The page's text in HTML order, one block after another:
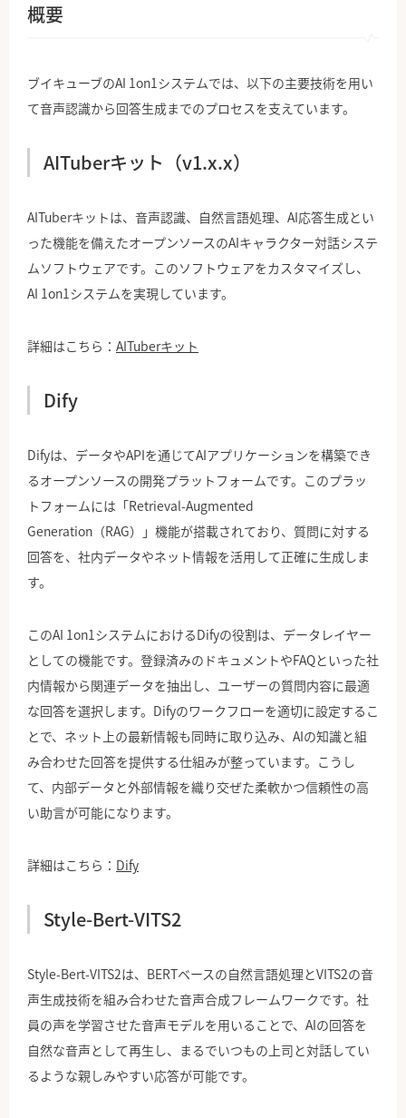
概要
ブイキューブのAI 1on1システムでは、以下の主要技術を用い
て音声認識から回答生成までのプロセスを支えています。
AITuberキット（v1.x.x）
AITuberキットは、音声認識、自然言語処理、AI応答生成とい
った機能を備えたオープンソースのAIキャラクター対話システ
ムソフトウェアです。このソフトウェアをカスタマイズし、
AI 1on1システムを実現しています。
詳細はこちら： AITuberキット
Dify
Difyは、データやAPIを通じてAIアプリケーションを構築でき
るオープンソースの開発プラットフォームです。このプラッ
トフォームには「Retrieval-Augmented
Generation（RAG）」機能が搭載されており、質問に対する
回答を、社内データやネット情報を活用して正確に生成しま
す。
このAI 1on1システムにおけるDifyの役割は、データレイヤー
としての機能です。登録済みのドキュメントやFAQといった社
内情報から関連データを抽出し、ユーザーの質問内容に最適
な回答を選択します。Difyのワークフローを適切に設定するこ
とで、ネット上の最新情報も同時に取り込み、AIの知識と組
み合わせた回答を提供する仕組みが整っています。こうし
て、内部データと外部情報を織り交ぜた柔軟かつ信頼性の高
い助言が可能になります。
詳細はこちら： Dify
Style-Bert-VITS2
Style-Bert-VITS2は、BERTベースの自然言語処理とVITS2の音
声生成技術を組み合わせた音声合成フレームワークです。社
員の声を学習させた音声モデルを用いることで、AIの回答を
自然な音声として再生し、まるでいつもの上司と対話してい
るような親しみやすい応答が可能です。